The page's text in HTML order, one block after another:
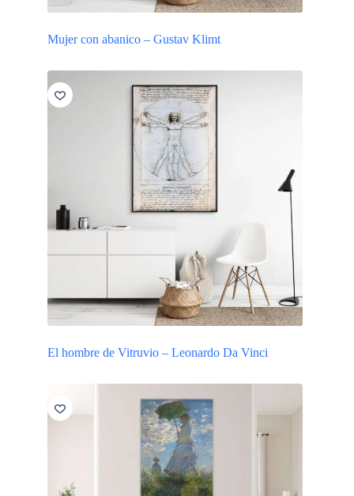
Mujer con abanico – Gustav Klimt
El hombre de Vitruvio – Leonardo Da Vinci